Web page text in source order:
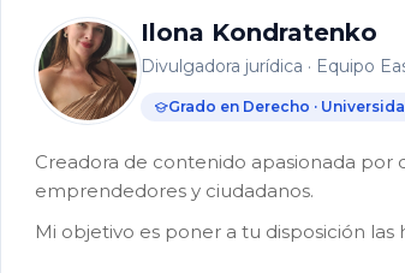
la
para
Ilona Kondratenko
Divulgadora jurídica · Equipo
Grado en Derecho ·
Creadora de contenido apasionada
emprendedores y ciudadanos.
Mi objetivo es poner a tu disposición